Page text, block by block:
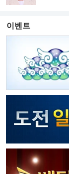
이벤트